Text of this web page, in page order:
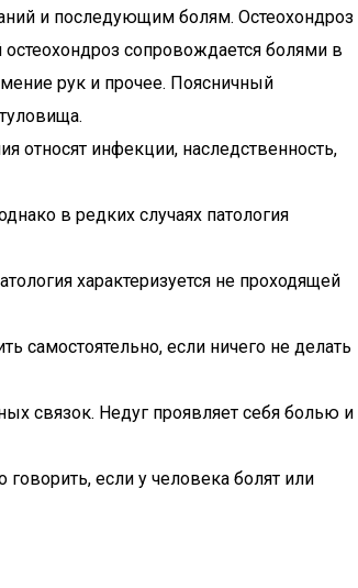
и последующим болям. Остеохондроз
сопровождается болями в
рук и прочее. Поясничный
относят инфекции, наследственность,
в редких случаях патология
характеризуется не проходящей
самостоятельно, если ничего не делать
связок. Недуг проявляет себя болью и
если у человека болят или